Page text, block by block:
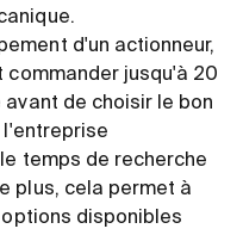
d'un actionneur,
jusqu'à 20
de choisir le bon
l'entreprise
temps de recherche
plus, cela permet à
disponibles